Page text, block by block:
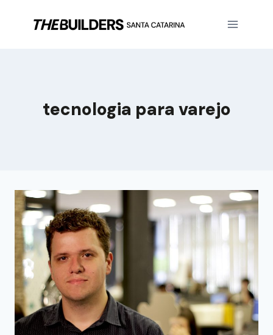
tecnologia para varejo